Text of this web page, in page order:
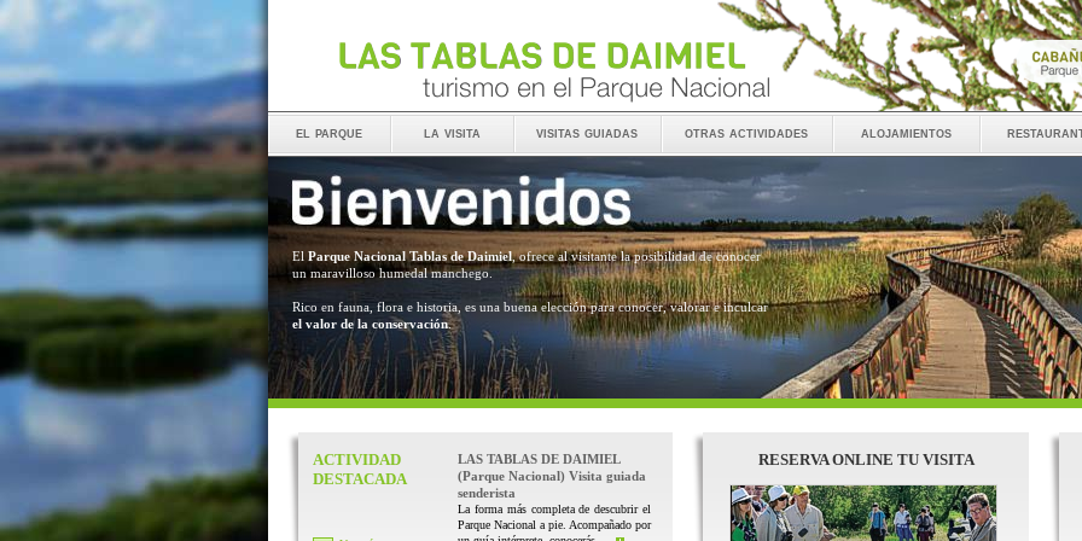
el parque la visita visitas guiadas otras actividades alojamientos
El Parque Nacional Tablas de Daimiel, ofrece al visitante la posibilidad de conocer
un maravilloso humedal manchego.
Rico en fauna, flora e historia, es una buena elección para conocer, valorar e inculcar
el valor de la conservación.
ACTIVIDAD
DESTACADA
LAS TABLAS DE DAIMIEL
(Parque Nacional) Visita guiada
senderista
La forma más completa de descubrir el
Parque Nacional a pie. Acompañado por
RESERVA ONLINE TU VISITA